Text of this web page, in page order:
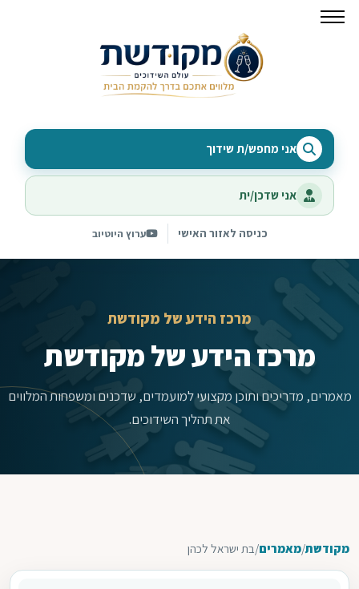
אני מחפש/ת שידוך
אני שדכן/ית
כניסה לאזור האישי ערוץ היוטיוב
מרכז הידע של מקודשת
מרכז הידע של מקודשת
מאמרים, מדריכים ותוכן מקצועי למועמדים, שדכנים ומשפחות המלווים
את תהליך השידוכים.
מקודשת/מאמרים/בת ישראל לכהן